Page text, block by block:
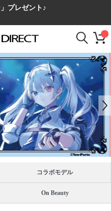
プレゼント♪
コラボモデル
On Beauty